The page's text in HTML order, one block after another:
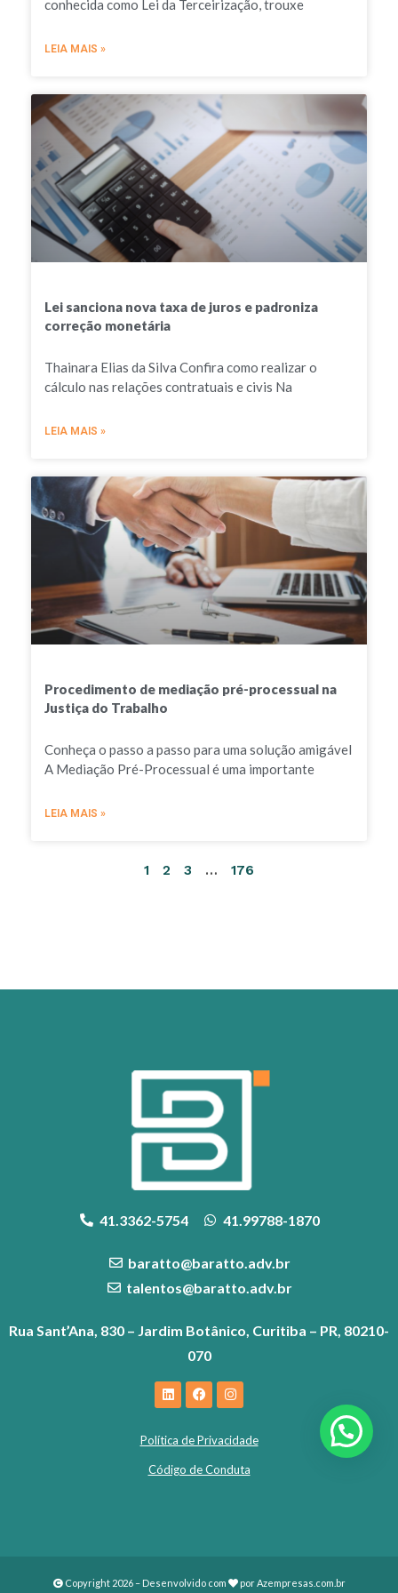
conhecida como Lei da Terceirização, trouxe
LEIA MAIS »
Lei sanciona nova taxa de juros e padroniza
correção monetária
Thainara Elias da Silva Confira como realizar o
cálculo nas relações contratuais e civis Na
LEIA MAIS »
Procedimento de mediação pré-processual na
Justiça do Trabalho
Conheça o passo a passo para uma solução amigável
A Mediação Pré-Processual é uma importante
LEIA MAIS »
1 2 3 … 176
41.3362-5754 41.99788-1870
baratto@baratto.adv.br
talentos@baratto.adv.br
Rua Sant’Ana, 830 – Jardim Botânico, Curitiba – PR, 80210-
070
Política de Privacidade
Código de Conduta
Copyright 2026 – Desenvolvido com porAzempresas.com.br